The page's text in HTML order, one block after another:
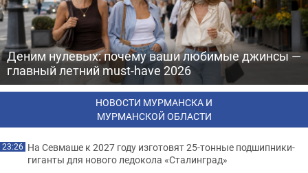
Деним нулевых: почему ваши любимые джинсы —
главный летний must-have 2026
НОВОСТИ МУРМАНСКА И
МУРМАНСКОЙ ОБЛАСТИ
23:26 На Севмаше к 2027 году изготовят 25-тонные подшипники-
гиганты для нового ледокола «Сталинград»